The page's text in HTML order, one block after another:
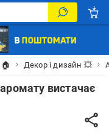
🏠 Декор і дизайн 💥
вистачає